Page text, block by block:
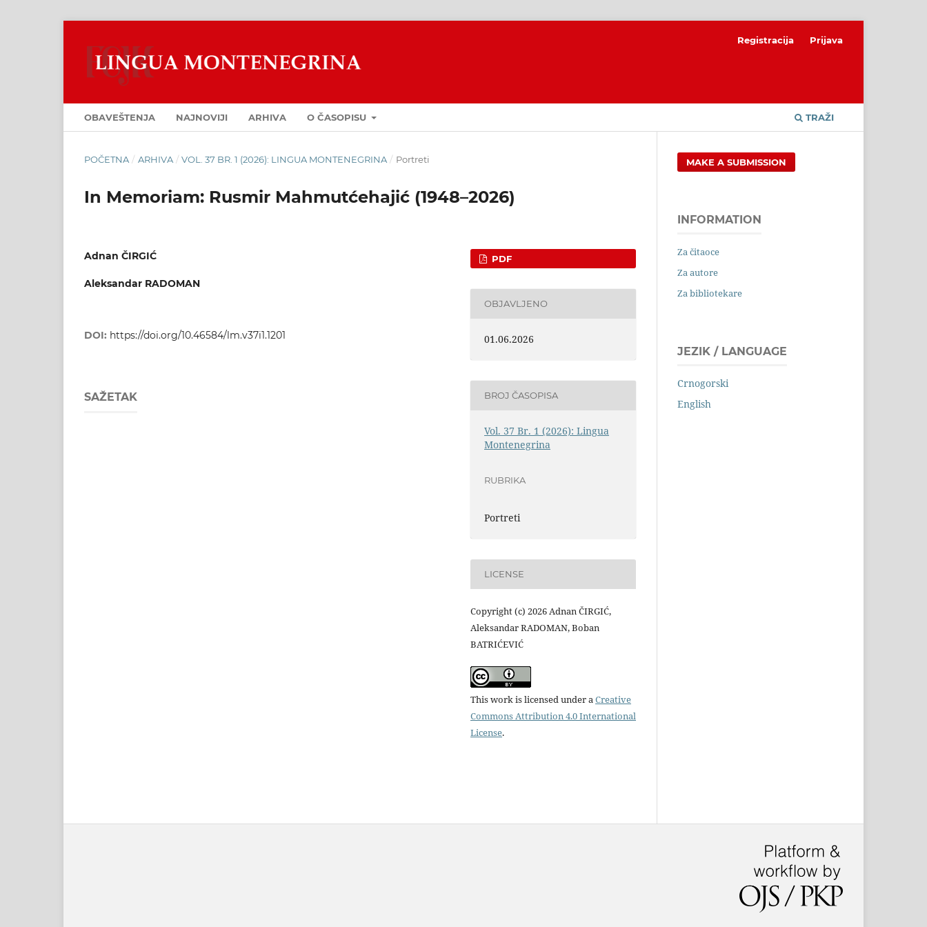
OBAVEŠTENJA NAJNOVIJI ARHIVA O ČASOPISU TRAŽI
Registracija Prijava
POČETNA / ARHIVA / VOL. 37 BR. 1 (2026): LINGUA MONTENEGRINA / Portreti
In Memoriam: Rusmir Mahmutćehajić (1948–2026)
Adnan ČIRGIĆ
Aleksandar RADOMAN
DOI: https://doi.org/10.46584/lm.v37i1.1201
SAŽETAK
PDF
OBJAVLJENO
01.06.2026
BROJ ČASOPISA
Vol. 37 Br. 1 (2026): Lingua
Montenegrina
RUBRIKA
Portreti
LICENSE
Copyright (c) 2026 Adnan ČIRGIĆ,
Aleksandar RADOMAN, Boban
BATRIĆEVIĆ
This work is licensed under aCreative
Commons Attribution 4.0 International
License.
MAKE A SUBMISSION
INFORMATION
Za čitaoce
Za autore
Za bibliotekare
JEZIK / LANGUAGE
Crnogorski
English